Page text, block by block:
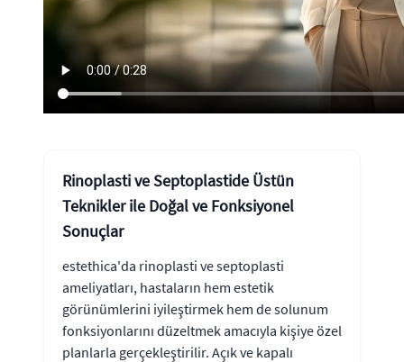
Rinoplasti ve Septoplastide Üstün
Teknikler ile Doğal ve Fonksiyonel
Sonuçlar
estethica'da rinoplasti ve septoplasti
ameliyatları, hastaların hem estetik
görünümlerini iyileştirmek hem de solunum
fonksiyonlarını düzeltmek amacıyla kişiye özel
planlarla gerçekleştirilir. Açık ve kapalı